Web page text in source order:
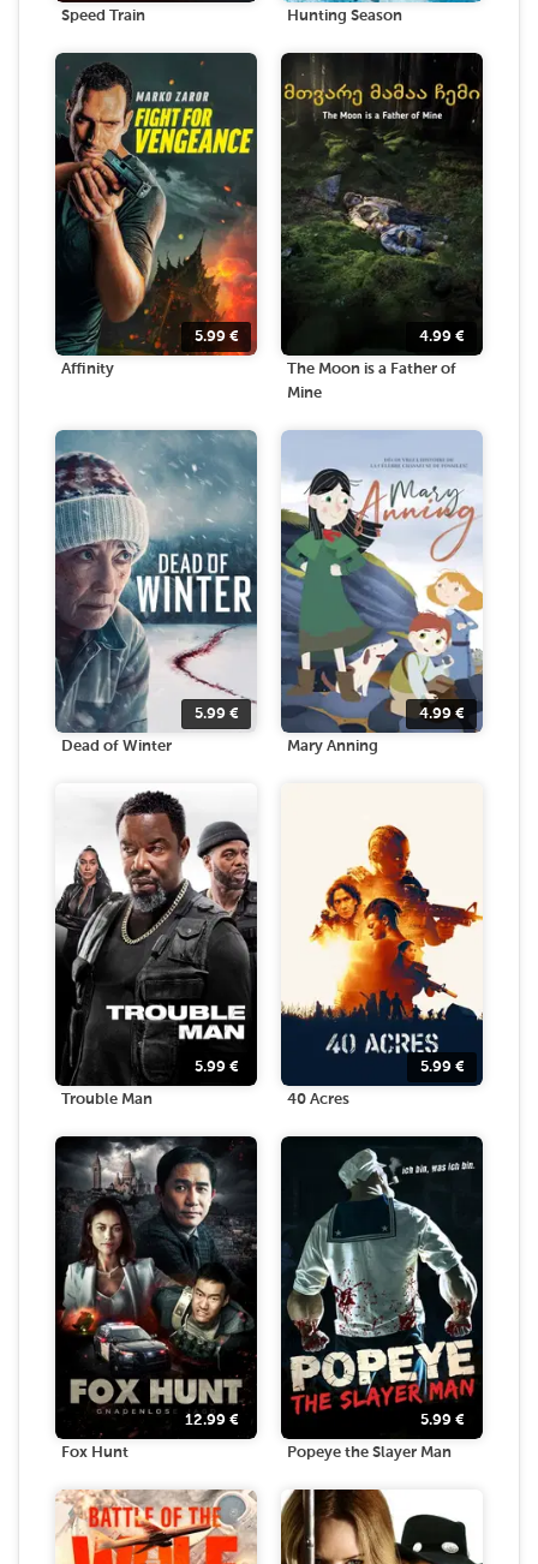
Speed Train Hunting Season
5.99 €
Affinity
4.99 €
The Moon is a Father of
Mine
5.99 €
Dead of Winter
4.99 €
Mary Anning
5.99 €
Trouble Man
5.99 €
40 Acres
12.99 €
Fox Hunt
5.99 €
Popeye the Slayer Man